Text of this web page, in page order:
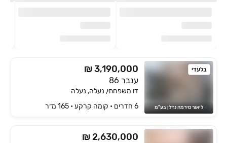
בלעדי
ליאור סירמה נדלן בע"מ
₪ 3,190,000
ענבר 86
דו משפחתי, נעלה, נעלה
6 חדרים • קומה ‎קרקע‏ • 165 מ״ר
₪ 2,630,000